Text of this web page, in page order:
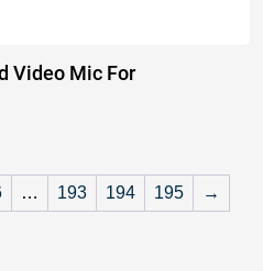
Video Mic For
… 193 194 195 →